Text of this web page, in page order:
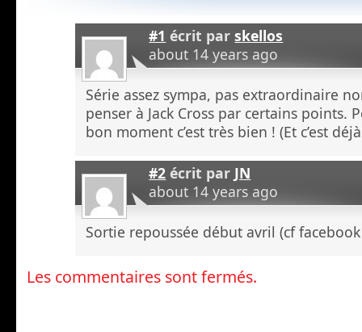
#1 écrit parskellos
about 14 years ago
Série assez sympa, pas extraordinaire
penser à Jack Cross par certains points.
bon moment c’est très bien ! (Et c’est
#2 écrit par JN
about 14 years ago
Sortie repoussée début avril (cf
Les commentaires sont fermés.